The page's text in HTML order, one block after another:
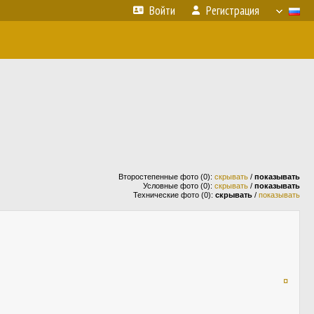
Войти Регистрация
Второстепенные фото (0): скрывать / показывать
Условные фото (0): скрывать / показывать
Технические фото (0): скрывать / показывать
¤